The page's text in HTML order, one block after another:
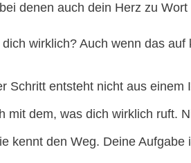
denen auch dein Herz zu
wirklich? Auch wenn das
Schritt entsteht nicht aus
mit dem, was dich wirklich ruft.
kennt den Weg. Deine